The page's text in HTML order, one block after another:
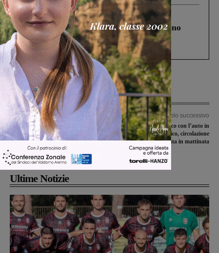
Cronaca 4 Agosto 2026
Un anno fa la strage in A1 in cui morirono
Gianni, Giulia e Franco. Lo schianto, il
processo, lo stop ai sorpassi fra tir....
Articolo precedente
Deserto il consiglio comunale sul
Natale: i consiglieri della maggioranza
non partecipano, la Lista civica
Articolo successivo
Si ribalta su un fianco con l’auto in
pieno centro storico, circolazione
bloccata in mattinata
Ultime Notizie